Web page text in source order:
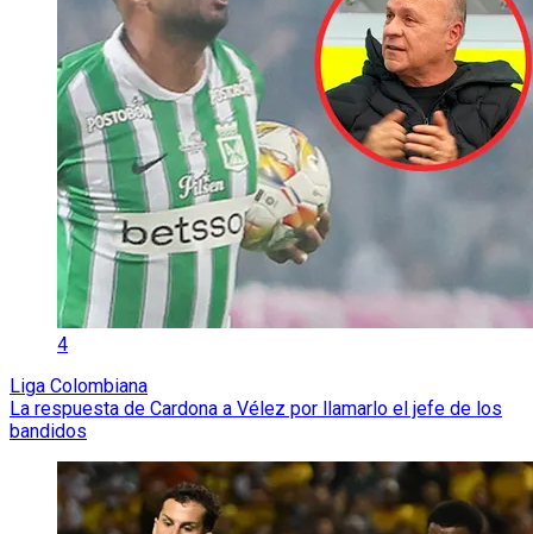
4
Liga Colombiana
La respuesta de Cardona a Vélez por llamarlo el jefe de los
bandidos